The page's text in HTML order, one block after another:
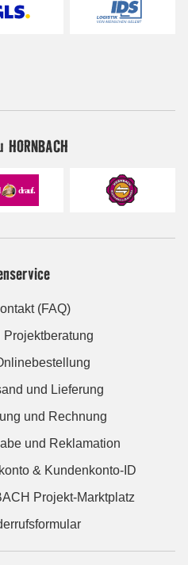
(FAQ)
und Lieferung
und Rechnung
und Reklamation
& Kundenkonto-ID
Projekt-Marktplatz